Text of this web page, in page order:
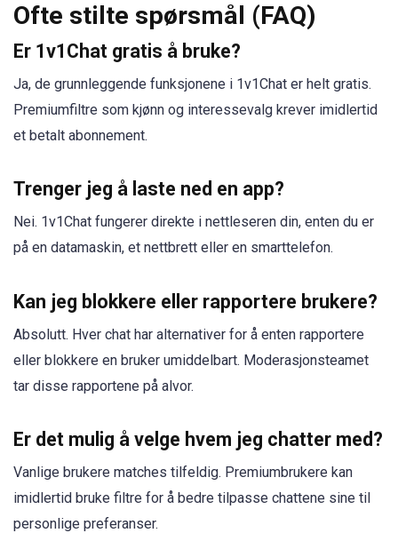
Ofte stilte spørsmål (FAQ)
Er 1v1Chat gratis å bruke?
Ja, de grunnleggende funksjonene i 1v1Chat er helt gratis.
Premiumfiltre som kjønn og interessevalg krever imidlertid
et betalt abonnement.
Trenger jeg å laste ned en app?
Nei. 1v1Chat fungerer direkte i nettleseren din, enten du er
på en datamaskin, et nettbrett eller en smarttelefon.
Kan jeg blokkere eller rapportere brukere?
Absolutt. Hver chat har alternativer for å enten rapportere
eller blokkere en bruker umiddelbart. Moderasjonsteamet
tar disse rapportene på alvor.
Er det mulig å velge hvem jeg chatter med?
Vanlige brukere matches tilfeldig. Premiumbrukere kan
imidlertid bruke filtre for å bedre tilpasse chattene sine til
personlige preferanser.